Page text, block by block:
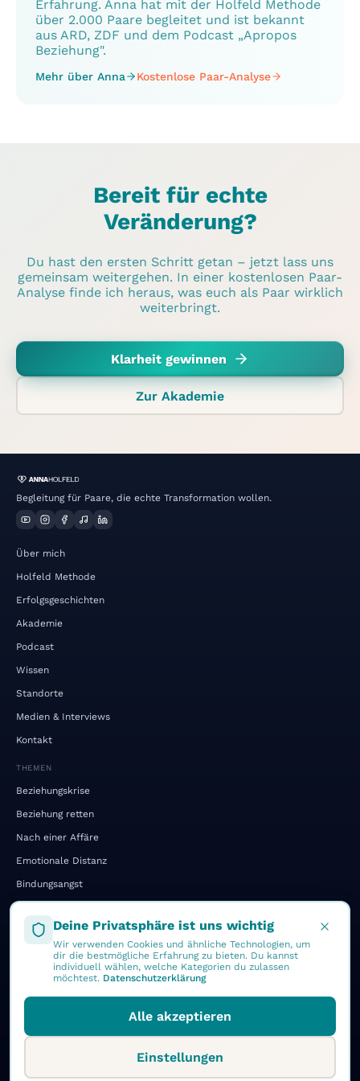
Erfahrung. Anna hat mit der Holfeld Methode
über 2.000 Paare begleitet und ist bekannt
aus ARD, ZDF und dem Podcast „Apropos
Beziehung".
Mehr über Anna Kostenlose Paar-Analyse
Bereit für echte
Veränderung?
Du hast den ersten Schritt getan – jetzt lass uns
gemeinsam weitergehen. In einer kostenlosen Paar-
Analyse finde ich heraus, was euch als Paar wirklich
weiterbringt.
Klarheit gewinnen
Zur Akademie
Begleitung für Paare, die echte Transformation wollen.
Über mich
Holfeld Methode
Erfolgsgeschichten
Akademie
Podcast
Wissen
Standorte
Medien & Interviews
Kontakt
THEMEN
Beziehungskrise
Beziehung retten
Nach einer Affäre
Emotionale Distanz
Bindungsangst
Gehen oder Bleiben
Vergleich: Holfeld vs. klassisch
Impressum
Cookie-Einstellungen
Anna Holfeld
Deine Privatsphäre ist uns wichtig
Wir verwenden Cookies und ähnliche Technologien, um
dir die bestmögliche Erfahrung zu bieten. Du kannst
individuell wählen, welche Kategorien du zulassen
möchtest. Datenschutzerklärung
Alle akzeptieren
Einstellungen